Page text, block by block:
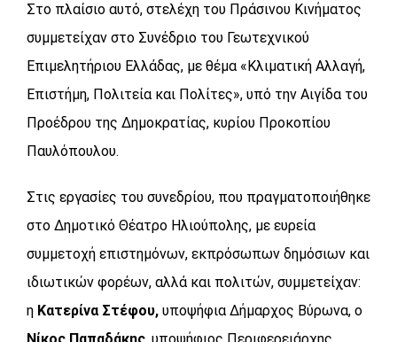
Στο πλαίσιο αυτό, στελέχη του Πράσινου Κινήματος
συμμετείχαν στο Συνέδριο του Γεωτεχνικού
Επιμελητήριου Ελλάδας, με θέμα «Κλιματική Αλλαγή,
Επιστήμη, Πολιτεία και Πολίτες», υπό την Αιγίδα του
Προέδρου της Δημοκρατίας, κυρίου Προκοπίου
Παυλόπουλου.
Στις εργασίες του συνεδρίου, που πραγματοποιήθηκε
στο Δημοτικό Θέατρο Ηλιούπολης, με ευρεία
συμμετοχή επιστημόνων, εκπρόσωπων δημόσιων και
ιδιωτικών φορέων, αλλά και πολιτών, συμμετείχαν:
η Κατερίνα Στέφου, υποψήφια Δήμαρχος Βύρωνα, ο